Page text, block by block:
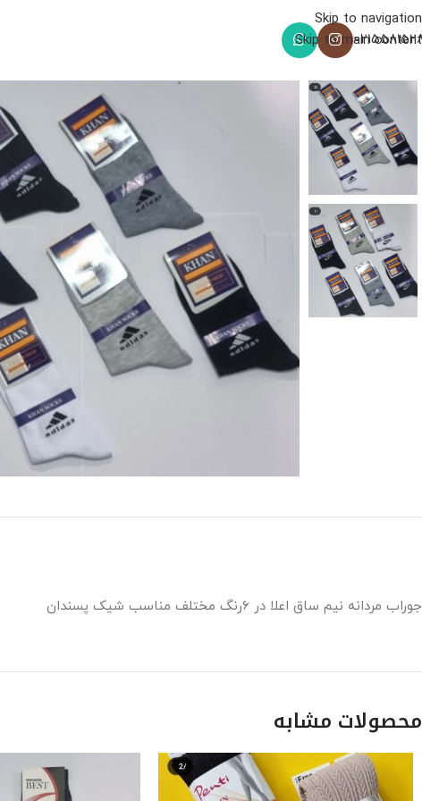
Skip to navigation
Skip to main content
جوراب مردانه نیم ساق اعلا در ۶رنگ مختلف مناسب شیک پسندان
محصولات مشابه